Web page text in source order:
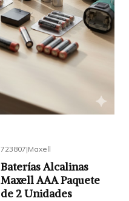
723807|Maxell
Baterías Alcalinas
Maxell AAA Paquete
de 2 Unidades